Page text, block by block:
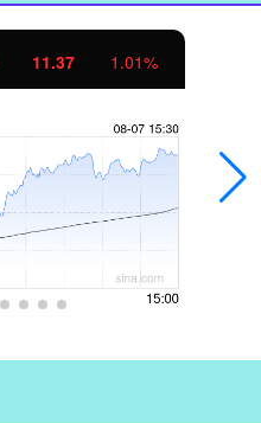
11.37 1.01%